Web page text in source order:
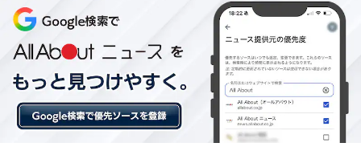
光が明るすぎてまぶしくてまともに見られない様子か
ら、美しすぎてまともに見られないときに使われます。
・「美しい」の類語（9）整った
きちんと整列されている意味で、整理整頓できている様
子や美しい顔立ちなどにも使われます。